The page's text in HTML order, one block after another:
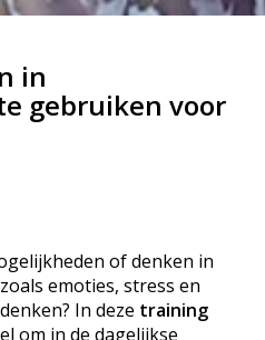
in
gebruiken voor
of denken in
emoties, stress en
In deze training
om in de dagelijkse